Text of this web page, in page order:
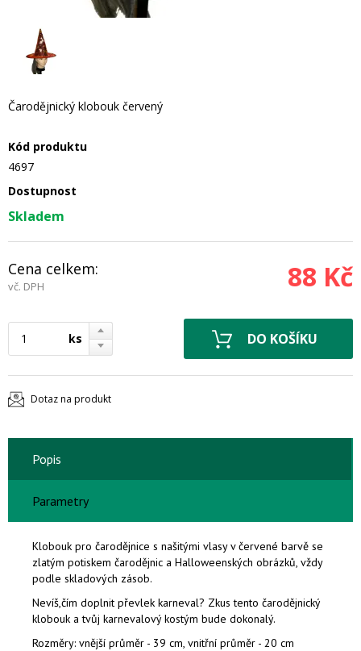
Čarodějnický klobouk červený
Kód produktu
4697
Dostupnost
Skladem
Cena celkem:
vč. DPH 88 Kč
ks
Dotaz na produkt
Popis
Parametry
Klobouk pro čarodějnice s našitými vlasy v červené barvě se
zlatým potiskem čarodějnic a Halloweenských obrázků, vždy
podle skladových zásob.
Nevíš,čím doplnit převlek karneval? Zkus tento čarodějnický
klobouk a tvůj karnevalový kostým bude dokonalý.
Rozměry: vnější průměr - 39 cm, vnitřní průměr - 20 cm